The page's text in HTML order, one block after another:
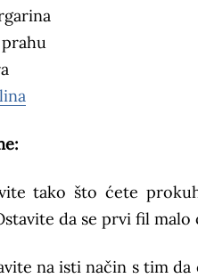
prahu
tako što ćete
da se prvi fil malo
na isti način s tim da